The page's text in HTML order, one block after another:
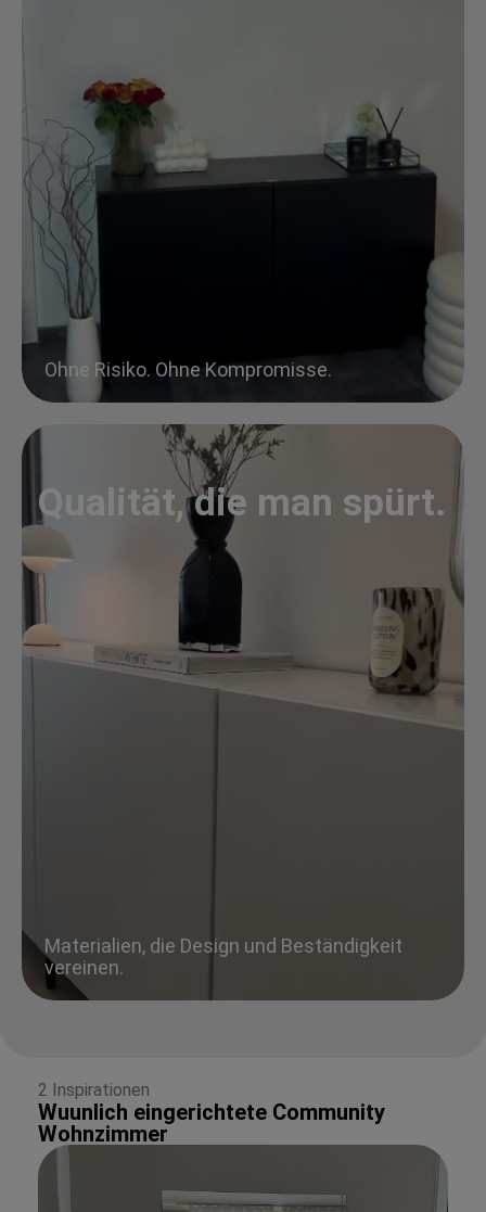
Ohne Risiko. Ohne Kompromisse.
Qualität, die man spürt.
Materialien, die Design und Beständigkeit
vereinen.
2 Inspirationen
Wuunlich eingerichtete Community
Wohnzimmer